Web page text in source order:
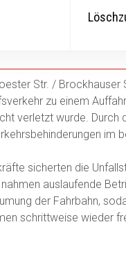
Str. / Brockhauser
zu einem
verletzt wurde.
im
sicherten die
auslaufende
der Fahrbahn,
schrittweise wieder